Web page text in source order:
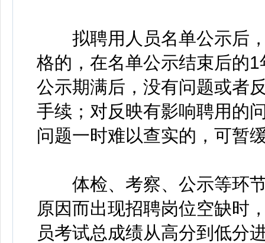
拟聘用人员名单公示后，
格的，在名单公示结束后的
公示期满后，没有问题或者
手续；对反映有影响聘用的
问题一时难以查实的，可暂
体检、考察、公示等环节
原因而出现招聘岗位空缺时
员考试总成绩从高分到低分